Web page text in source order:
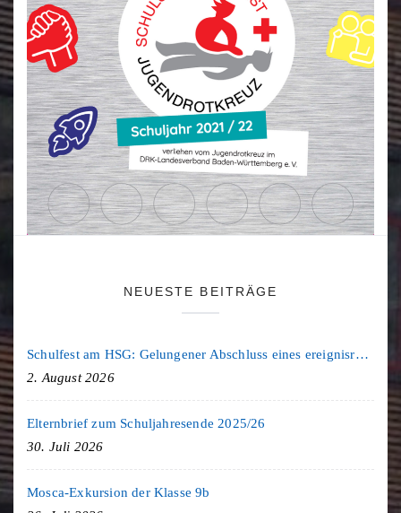
NEUESTE BEITRÄGE
Schulfest am HSG: Gelungener Abschluss eines ereignisreichen Schuljahres
2. August 2026
Elternbrief zum Schuljahresende 2025/26
30. Juli 2026
Mosca-Exkursion der Klasse 9b